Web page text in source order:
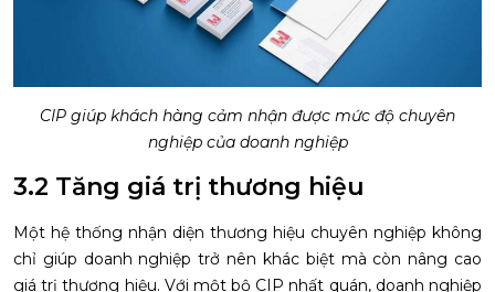
CIP giúp khách hàng cảm nhận được mức độ chuyên
nghiệp của doanh nghiệp
3.2 Tăng giá trị thương hiệu
Một hệ thống nhận diện thương hiệu chuyên nghiệp không
chỉ giúp doanh nghiệp trở nên khác biệt mà còn nâng cao
giá trị thương hiệu. Với một bộ CIP nhất quán, doanh nghiệp